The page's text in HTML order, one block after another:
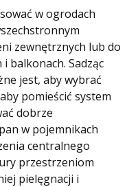
w ogrodach
zewnętrznych lub do
balkonach. Sadząc
jest, aby wybrać
pomieścić system
dobrze
w pojemnikach
centralnego
przestrzeniom
pielęgnacji i